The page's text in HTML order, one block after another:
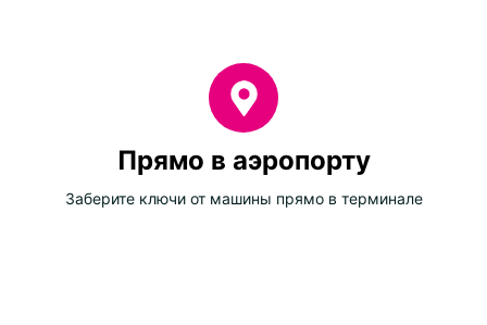
Прямо в аэропорту
Заберите ключи от машины прямо в терминале